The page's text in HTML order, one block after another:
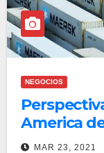
NEGOCIOS
America
chino
MAR 23, 2021